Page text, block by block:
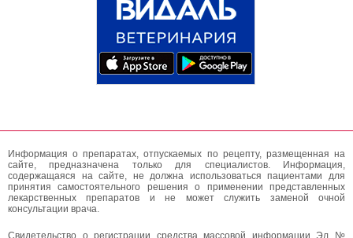
Информация о препаратах, отпускаемых по рецепту, размещенная на
сайте, предназначена только для специалистов. Информация,
содержащаяся на сайте, не должна использоваться пациентами для
принятия самостоятельного решения о применении представленных
лекарственных препаратов и не может служить заменой очной
консультации врача.
Свидетельство о регистрации средства массовой информации Эл №